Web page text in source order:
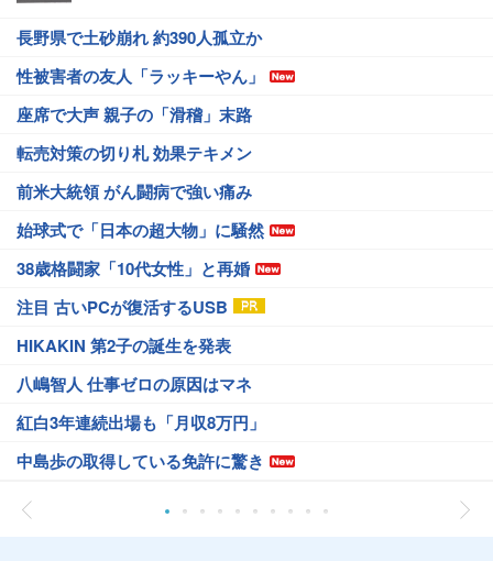
長野県で土砂崩れ 約390人孤立か
性被害者の友人「ラッキーやん」
座席で大声 親子の「滑稽」末路
転売対策の切り札 効果テキメン
前米大統領 がん闘病で強い痛み
始球式で「日本の超大物」に騒然
38歳格闘家「10代女性」と再婚
注目 古いPCが復活するUSB
HIKAKIN 第2子の誕生を発表
八嶋智人 仕事ゼロの原因はマネ
紅白3年連続出場も「月収8万円」
中島歩の取得している免許に驚き